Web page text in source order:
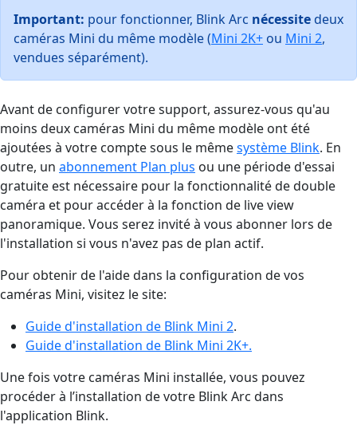
Important: pour fonctionner, Blink Arc nécessite deux
caméras Mini du même modèle (Mini 2K+ ou Mini 2,
vendues séparément).
Avant de configurer votre support, assurez-vous qu'au
moins deux caméras Mini du même modèle ont été
ajoutées à votre compte sous le mêmesystème Blink. En
outre, un abonnement Plan plus ou une période d'essai
gratuite est nécessaire pour la fonctionnalité de double
caméra et pour accéder à la fonction de live view
panoramique. Vous serez invité à vous abonner lors de
l'installation si vous n'avez pas de plan actif.
Pour obtenir de l'aide dans la configuration de vos
caméras Mini, visitez le site:
Guide d'installation de Blink Mini 2.
Guide d'installation de Blink Mini 2K+.
Une fois votre caméras Mini installée, vous pouvez
procéder à l’installation de votre Blink Arc dans
l'application Blink.